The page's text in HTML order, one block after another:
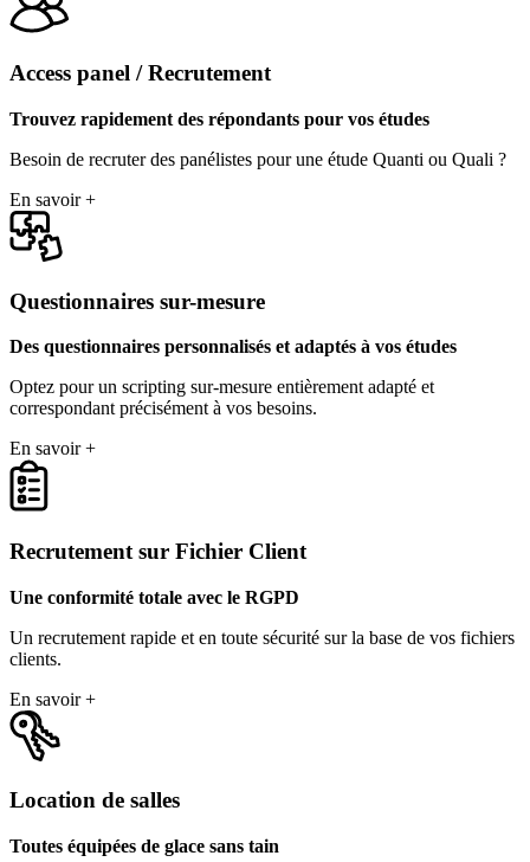
Access panel / Recrutement
Trouvez rapidement des répondants pour vos études
Besoin de recruter des panélistes pour une étude Quanti ou Quali ?
En savoir +
Questionnaires sur-mesure
Des questionnaires personnalisés et adaptés à vos études
Optez pour un scripting sur-mesure entièrement adapté et
correspondant précisément à vos besoins.
En savoir +
Recrutement sur Fichier Client
Une conformité totale avec le RGPD
Un recrutement rapide et en toute sécurité sur la base de vos fichiers
clients.
En savoir +
Location de salles
Toutes équipées de glace sans tain